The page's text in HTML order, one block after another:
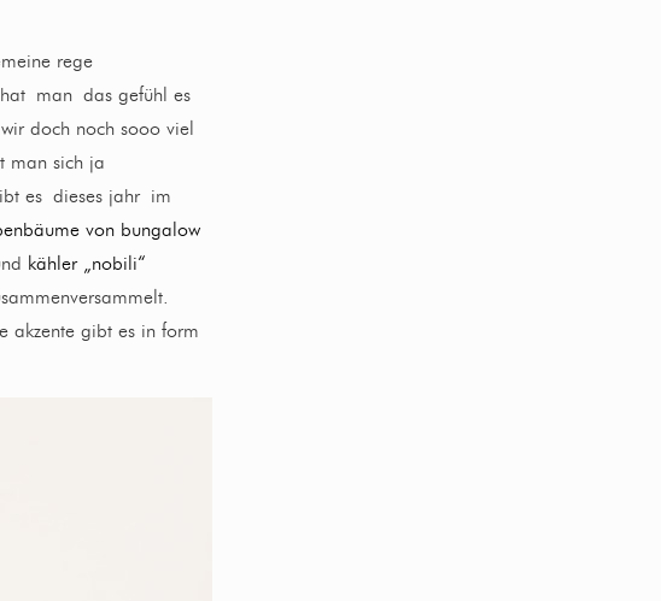
rege
hat man das gefühl es
doch noch sooo viel
man sich ja
es dieses jahr im
von bungalow
kähler „nobili“
akzente gibt es in form